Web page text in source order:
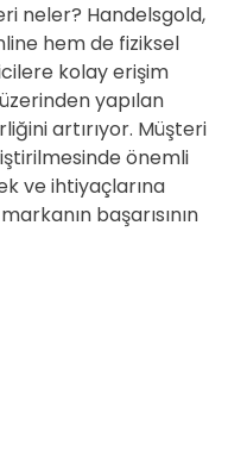
neler? Handelsgold,
hem de fiziksel
kolay erişim
yapılan
artırıyor. Müşteri
önemli
ve ihtiyaçlarına
başarısının